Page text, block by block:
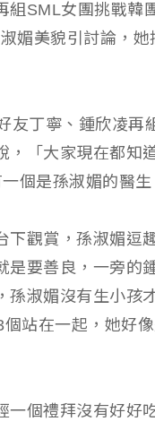
組SML女團挑戰韓
媚美貌引討論，她
友丁寧、鍾欣凌再
，「大家現在都知
個是孫淑媚的醫生
下觀賞，孫淑媚逗
是要善良，一旁的
孫淑媚沒有生小孩
站在一起，她好
一個禮拜沒有好好